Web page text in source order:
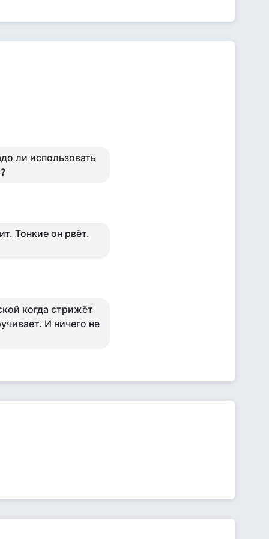
ли использовать
Тонкие он рвёт.
когда стрижёт
И ничего не